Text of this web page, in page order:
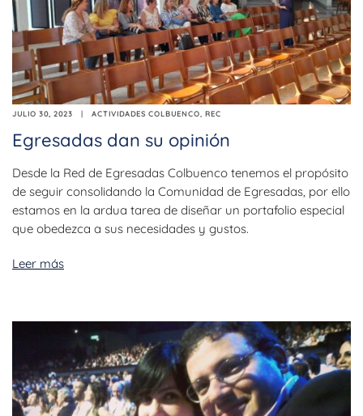
JULIO 30, 2023 ACTIVIDADES COLBUENCO REC
Egresadas dan su opinión
Desde la Red de Egresadas Colbuenco tenemos el propósito
de seguir consolidando la Comunidad de Egresadas, por ello
estamos en la ardua tarea de diseñar un portafolio especial
que obedezca a sus necesidades y gustos.
Leer más